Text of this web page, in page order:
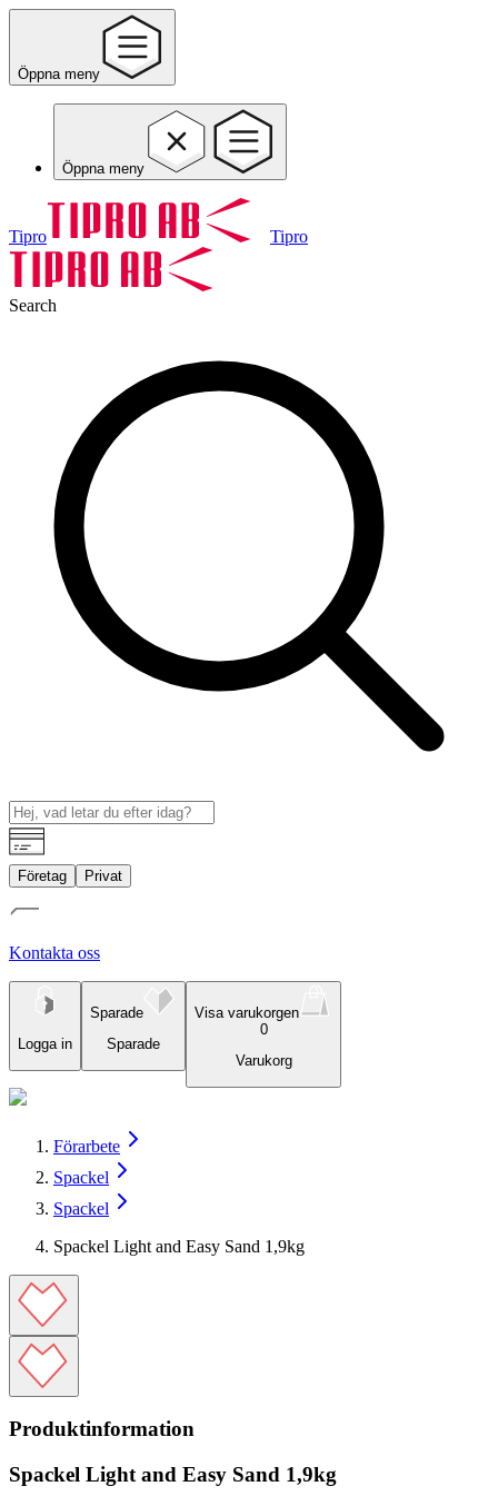
Öppna meny
Öppna meny
Tipro Tipro
Search
Företag Privat
Kontakta oss
Logga in
Sparade
Sparade
Visa varukorgen
0
Varukorg
Förarbete
Spackel
Spackel
Spackel Light and Easy Sand 1,9kg
Produktinformation
Spackel Light and Easy Sand 1,9kg